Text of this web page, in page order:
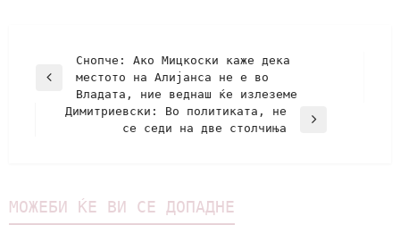
Снопче: Ако Мицкоски каже дека
местото на Алијанса не е во
Владата, ние веднаш ќе излеземе
Димитриевски: Во политиката, не
се седи на две столчиња
МОЖЕБИ ЌЕ ВИ СЕ ДОПАДНЕ